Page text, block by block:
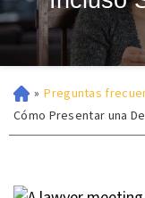
» Preguntas
Cómo Presentar una